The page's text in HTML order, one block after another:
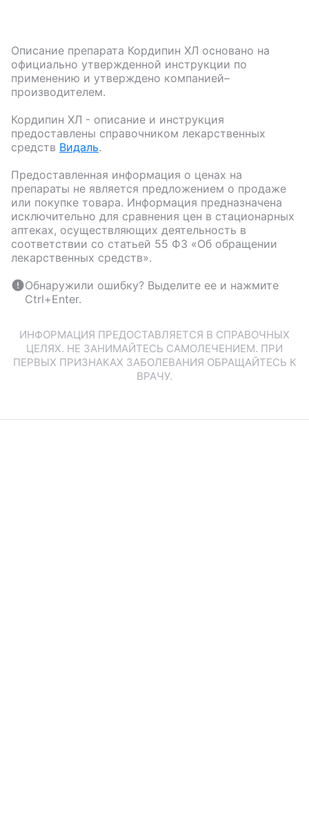
Описание препарата Кордипин ХЛ основано на
официально утвержденной инструкции по
применению и утверждено компанией–
производителем.
Кордипин ХЛ - описание и инструкция
предоставлены справочником лекарственных
средств Видаль.
Предоставленная информация о ценах на
препараты не является предложением о продаже
или покупке товара. Информация предназначена
исключительно для сравнения цен в стационарных
аптеках, осуществляющих деятельность в
соответствии со статьей 55 ФЗ «Об обращении
лекарственных средств».
Обнаружили ошибку? Выделите ее и нажмите
Ctrl+Enter.
ИНФОРМАЦИЯ ПРЕДОСТАВЛЯЕТСЯ В СПРАВОЧНЫХ
ЦЕЛЯХ. НЕ ЗАНИМАЙТЕСЬ САМОЛЕЧЕНИЕМ. ПРИ
ПЕРВЫХ ПРИЗНАКАХ ЗАБОЛЕВАНИЯ ОБРАЩАЙТЕСЬ К
ВРАЧУ.